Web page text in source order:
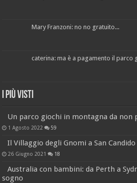
Mary Franzoni: no no gratuito...
caterina: ma è a pagamento il parco
I più visti
Un parco giochi in montagna da non
1 Agosto 2022 59
Il Villaggio degli Gnomi a San Candido
26 Giugno 2021 18
Australia con bambini: da Perth a
sogno